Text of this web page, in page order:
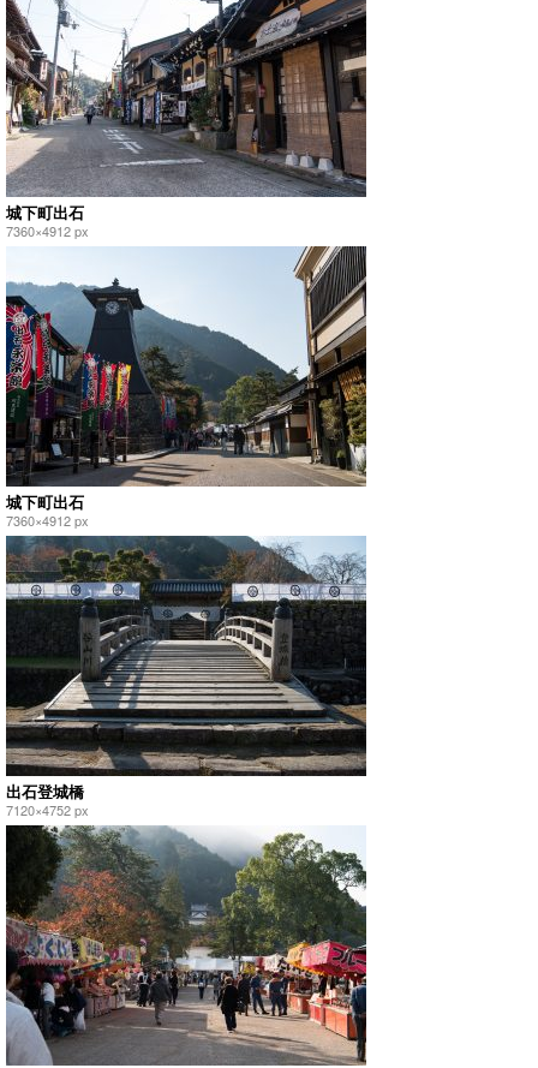
城下町出石
7360×4912 px
城下町出石
7360×4912 px
出石登城橋
7120×4752 px